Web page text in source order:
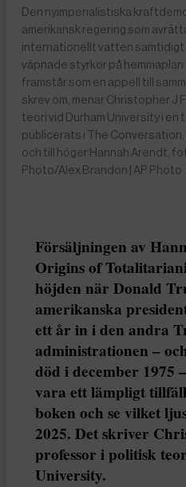
Den nyimperialistiska
amerikansk regering som
internationellt vatten samtidigt
väpnade styrkor på
framstår som en appell till
skrev om, menar Christopher J
teori vid Durham University i en
publicerats i The Conversation.
och till höger Hannah Arendt,
Photo/Alex Brandon | AP Photo
Försäljningen av
Origins of
höjden när Donald
amerikanska
ett år in i den andra
administrationen –
död i december 1975
vara ett lämpligt
boken och se vilket
2025. Det skriver
professor i politisk
University.